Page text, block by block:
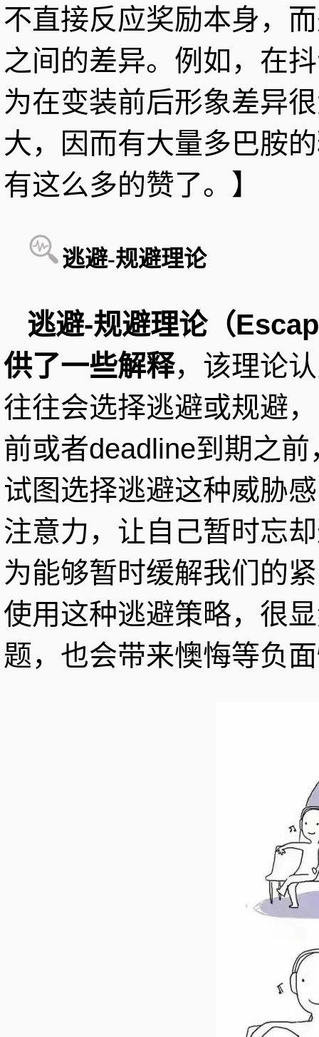
不直接反应奖励本身，
之间的差异。例如，在
为在变装前后形象差异
大，因而有大量多巴胺
有这么多的赞了。】
逃避-规避理论
逃避-规避理论（
供了一些解释，该理论
往往会选择逃避或规避
前或者deadline到期之
试图选择逃避这种威胁
注意力，让自己暂时忘
为能够暂时缓解我们的
使用这种逃避策略，很
题，也会带来懊悔等负